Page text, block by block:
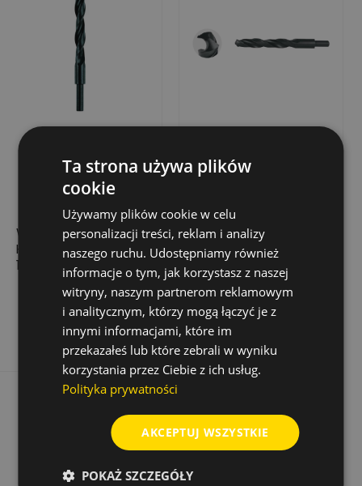
WIERTŁO DO METALU
HSS, PODTACZANE
17,5X130/191
Cena
69,61 zł
Dodaj do koszyka
WIERTŁO DO METALU
HSS, PODTACZANE
10,0X87/133
Cena
29,29 zł
Dodaj do koszyka
Ta strona używa plików
cookie
Używamy plików cookie w celu
personalizacji treści, reklam i analizy
naszego ruchu. Udostępniamy również
informacje o tym, jak korzystasz z naszej
witryny, naszym partnerom reklamowym
i analitycznym, którzy mogą łączyć je z
innymi informacjami, które im
przekazałeś lub które zebrali w wyniku
korzystania przez Ciebie z ich usług.
Polityka prywatności
AKCEPTUJ WSZYSTKIE
POKAŻ SZCZEGÓŁY